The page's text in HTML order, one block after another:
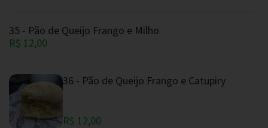
35 - Pão de Queijo Frango e Milho
R$ 12,00
36 - Pão de Queijo Frango e Catupiry
R$ 12,00